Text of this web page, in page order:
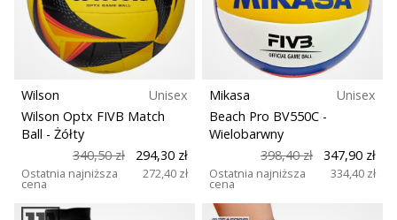
Świąteczne
prezenty
siatkarzy
–
Nasze
porady
prezentowe
pomogą
Ci
wybrać
Rozmiar
Teamsales
Typ piłki
Funkcja
Wilson
Unisex
Wilson Optx FIVB Match
Ball - Żółty
340,50 zł
294,30 zł
Ostatnia najniższa
cena
272,40 zł
Mikasa
Unisex
Beach Pro BV550C -
Wielobarwny
398,40 zł
347,90 zł
Ostatnia najniższa
cena
334,40 zł